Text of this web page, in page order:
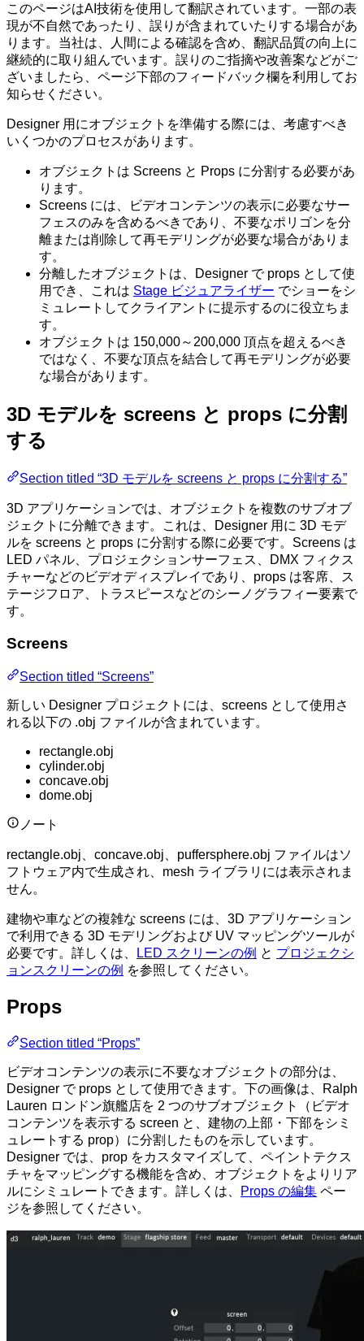
このページはAI技術を使用して翻訳されています。一部の表
現が不自然であったり、誤りが含まれていたりする場合があ
ります。当社は、人間による確認を含め、翻訳品質の向上に
継続的に取り組んでいます。誤りのご指摘や改善案などがご
ざいましたら、ページ下部のフィードバック欄を利用してお
知らせください。
Designer 用にオブジェクトを準備する際には、考慮すべき
いくつかのプロセスがあります。
オブジェクトは Screens と Props に分割する必要があ
ります。
Screens には、ビデオコンテンツの表示に必要なサー
フェスのみを含めるべきであり、不要なポリゴンを分
離または削除して再モデリングが必要な場合がありま
す。
分離したオブジェクトは、Designer で props として使
用でき、これは Stage ビジュアライザー でショーをシ
ミュレートしてクライアントに提示するのに役立ちま
す。
オブジェクトは 150,000～200,000 頂点を超えるべき
ではなく、不要な頂点を結合して再モデリングが必要
な場合があります。
3D モデルを screens と props に分割
する
Section titled “3D モデルを screens と props に分割する”
3D アプリケーションでは、オブジェクトを複数のサブオブ
ジェクトに分離できます。これは、Designer 用に 3D モデ
ルを screens と props に分割する際に必要です。Screens は
LED パネル、プロジェクションサーフェス、DMX フィクス
チャーなどのビデオディスプレイであり、props は客席、ス
テージフロア、トラスピースなどのシーノグラフィー要素で
す。
Screens
Section titled “Screens”
新しい Designer プロジェクトには、screens として使用さ
れる以下の .obj ファイルが含まれています。
rectangle.obj
cylinder.obj
concave.obj
dome.obj
ノート
rectangle.obj、concave.obj、puffersphere.obj ファイルはソ
フトウェア内で生成され、mesh ライブラリには表示されま
せん。
建物や車などの複雑な screens には、3D アプリケーション
で利用できる 3D モデリングおよび UV マッピングツールが
必要です。詳しくは、
LED スクリーンの例 と プロジェクシ
ョンスクリーンの例 を参照してください。
Props
Section titled “Props”
ビデオコンテンツの表示に不要なオブジェクトの部分は、
Designer で props として使用できます。下の画像は、Ralph
Lauren ロンドン旗艦店を 2 つのサブオブジェクト（ビデオ
コンテンツを表示する screen と、建物の上部・下部をシミ
ュレートする prop）に分割したものを示しています。
Designer では、prop をカスタマイズして、ペイントテクス
チャをマッピングする機能を含め、オブジェクトをよりリア
ルにシミュレートできます。詳しくは、
Props の編集 ペー
ジを参照してください。